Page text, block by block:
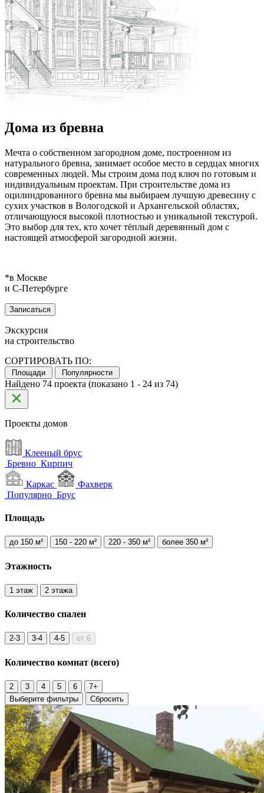
Дома из бревна
Мечта о собственном загородном доме, построенном из
натурального бревна, занимает особое место в сердцах многих
современных людей. Мы строим дома под ключ по готовым и
индивидуальным проектам. При строительстве дома из
оцилиндрованного бревна мы выбираем лучшую древесину с
сухих участков в Вологодской и Архангельской областях,
отличающуюся высокой плотностью и уникальной текстурой.
Это выбор для тех, кто хочет тёплый деревянный дом с
настоящей атмосферой загородной жизни.
*в Москве
и С‑Петербурге
Записаться
Экскурсия
на строительство
СОРТИРОВАТЬ ПО:
Площади Популярности
Найдено 74 проекта (показано 1 - 24 из 74)
Проекты домов
Клееный брус
Бревно Кирпич
Каркас
Фахверк
Популярно Брус
Площадь
до 150 м² 150 - 220 м² 220 - 350 м² более 350 м²
Этажность
1 этаж 2 этажа
Количество спален
2-3 3-4 4-5 от 6
Количество комнат (всего)
2 3 4 5 6
7+
Выберите фильтры
Сбросить